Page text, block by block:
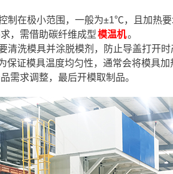
制在极小范围，一般为±1℃，且加热
，需借助碳纤维成型模温机。
清洗模具并涂脱模剂，防止导盖打开
保证模具温度均匀性，通常会将模具
需求调整，最后开模取制品。